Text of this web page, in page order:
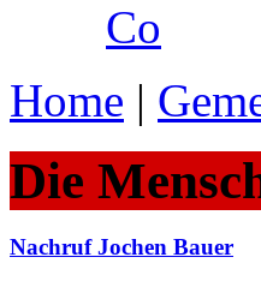
Co
Home |
Die
Nachruf Jochen Bauer